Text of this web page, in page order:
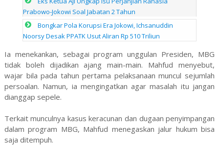
Prabowo-Jokowi Soal Jabatan 2 Tahun
Bongkar Pola Korupsi Era Jokowi, Ichsanuddin
Noorsy Desak PPATK Usut Aliran Rp 510 Triliun
Ia menekankan, sebagai program unggulan Presiden, MBG
tidak boleh dijadikan ajang main-main. Mahfud menyebut,
wajar bila pada tahun pertama pelaksanaan muncul sejumlah
persoalan. Namun, ia mengingatkan agar masalah itu jangan
dianggap sepele.
Terkait munculnya kasus keracunan dan dugaan penyimpangan
dalam program MBG, Mahfud menegaskan jalur hukum bisa
saja ditempuh.